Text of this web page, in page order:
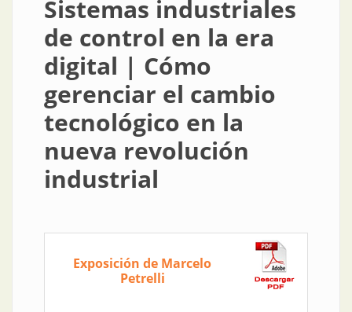
Sistemas industriales
de control en la era
digital | Cómo
gerenciar el cambio
tecnológico en la
nueva revolución
industrial
Exposición de Marcelo
Petrelli